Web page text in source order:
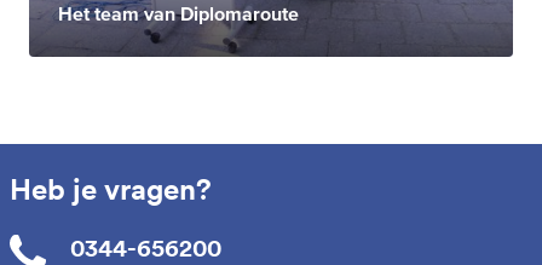
Het team van Diplomaroute
Heb je vragen?
0344-656200